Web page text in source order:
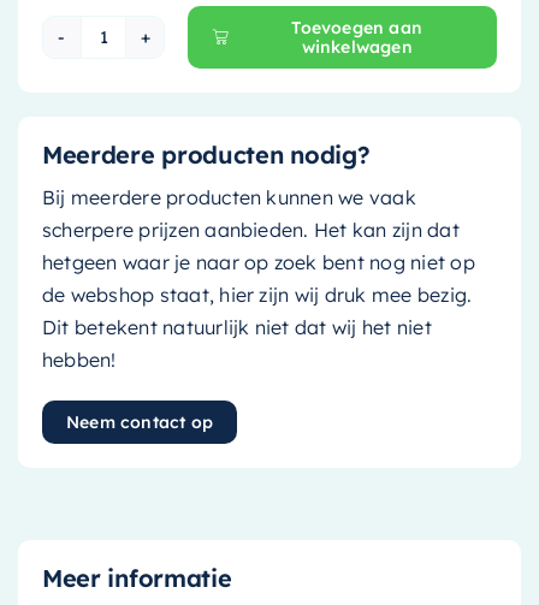
Mondiaz EASY Nis - 29.5x29.5cm - solid
Toevoegen aan
winkelwagen
Meerdere producten nodig?
Bij meerdere producten kunnen we vaak
scherpere prijzen aanbieden. Het kan zijn dat
hetgeen waar je naar op zoek bent nog niet op
de webshop staat, hier zijn wij druk mee bezig.
Dit betekent natuurlijk niet dat wij het niet
hebben!
Neem contact op
Meer informatie